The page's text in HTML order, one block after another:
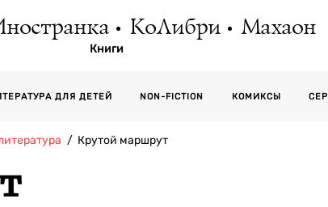
КоЛибри Махаон
Книги
ДЛЯ ДЕТЕЙ NON-FICTION КОМИКСЫ
Крутой маршрут